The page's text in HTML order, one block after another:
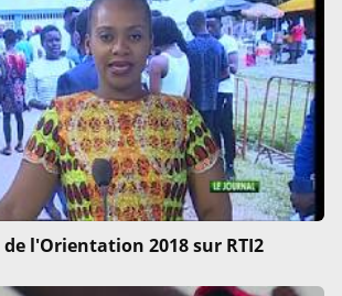
de l'Orientation 2018 sur RTI2